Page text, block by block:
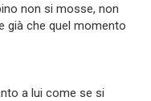
non si mosse, non
già che quel momento
a lui come se si